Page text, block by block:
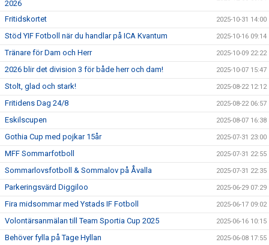
2026
Fritidskortet 2025-10-31 14:00
Stöd YIF Fotboll när du handlar på ICA Kvantum 2025-10-16 09:14
Tränare för Dam och Herr 2025-10-09 22:22
2026 blir det division 3 för både herr och dam! 2025-10-07 15:47
Stolt, glad och stark! 2025-08-22 12:12
Fritidens Dag 24/8 2025-08-22 06:57
Eskilscupen 2025-08-07 16:38
Gothia Cup med pojkar 15år 2025-07-31 23:00
MFF Sommarfotboll 2025-07-31 22:55
Sommarlovsfotboll & Sommalov på Åvalla 2025-07-31 22:35
Parkeringsvärd Diggiloo 2025-06-29 07:29
Fira midsommar med Ystads IF Fotboll 2025-06-17 09:02
Volontärsanmälan till Team Sportia Cup 2025 2025-06-16 10:15
Behöver fylla på Tage Hyllan 2025-06-08 17:55